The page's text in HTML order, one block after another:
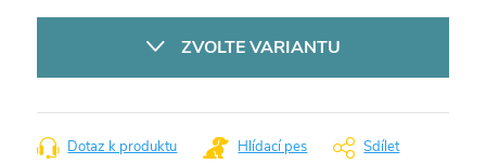
ZVOLTE VARIANTU
Dotaz k produktu Hlídací pes Sdílet